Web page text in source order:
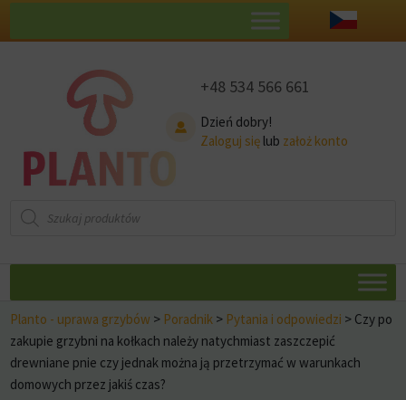
+48 534 566 661
Dzień dobry!
Zaloguj sięlub założ konto
Wyszukiwarka
produktów
Planto - uprawa grzybów > Poradnik > Pytania i odpowiedzi > Czy po
zakupie grzybni na kołkach należy natychmiast zaszczepić
drewniane pnie czy jednak można ją przetrzymać w warunkach
domowych przez jakiś czas?